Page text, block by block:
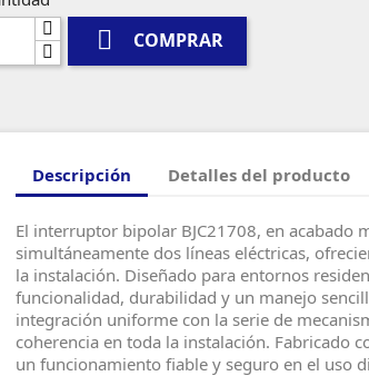
 COMPRAR
Descripción Detalles del producto
El interruptor bipolar BJC21708, en acabado
simultáneamente dos líneas eléctricas,
la instalación. Diseñado para entornos
funcionalidad, durabilidad y un manejo
integración uniforme con la serie de
coherencia en toda la instalación. Fabricado
un funcionamiento fiable y seguro en el uso